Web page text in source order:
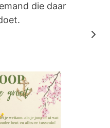
die daar